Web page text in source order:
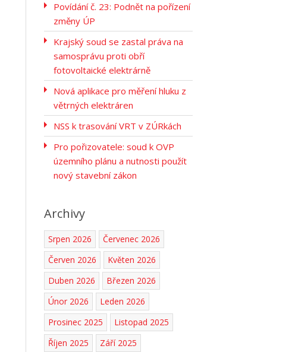
Povídání č. 23: Podnět na pořízení
změny ÚP
Krajský soud se zastal práva na
samosprávu proti obří
fotovoltaické elektrárně
Nová aplikace pro měření hluku z
větrných elektráren
NSS k trasování VRT v ZÚRkách
Pro pořizovatele: soud k OVP
územního plánu a nutnosti použít
nový stavební zákon
Archivy
Srpen 2026
Červenec 2026
Červen 2026
Květen 2026
Duben 2026
Březen 2026
Únor 2026
Leden 2026
Prosinec 2025
Listopad 2025
Říjen 2025
Září 2025